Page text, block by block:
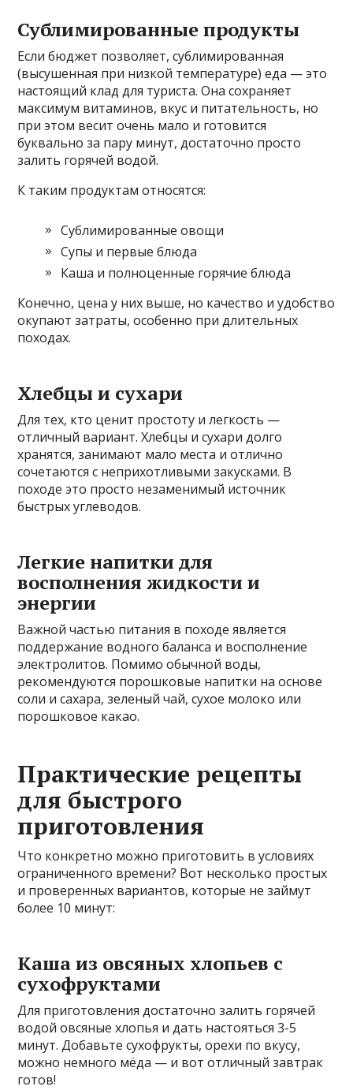
Сублимированные продукты
Если бюджет позволяет, сублимированная
(высушенная при низкой температуре) еда — это
настоящий клад для туриста. Она сохраняет
максимум витаминов, вкус и питательность, но
при этом весит очень мало и готовится
буквально за пару минут, достаточно просто
залить горячей водой.
К таким продуктам относятся:
Сублимированные овощи
Супы и первые блюда
Каша и полноценные горячие блюда
Конечно, цена у них выше, но качество и удобство
окупают затраты, особенно при длительных
походах.
Хлебцы и сухари
Для тех, кто ценит простоту и легкость —
отличный вариант. Хлебцы и сухари долго
хранятся, занимают мало места и отлично
сочетаются с неприхотливыми закусками. В
походе это просто незаменимый источник
быстрых углеводов.
Легкие напитки для
восполнения жидкости и
энергии
Важной частью питания в походе является
поддержание водного баланса и восполнение
электролитов. Помимо обычной воды,
рекомендуются порошковые напитки на основе
соли и сахара, зеленый чай, сухое молоко или
порошковое какао.
Практические рецепты
для быстрого
приготовления
Что конкретно можно приготовить в условиях
ограниченного времени? Вот несколько простых
и проверенных вариантов, которые не займут
более 10 минут:
Каша из овсяных хлопьев с
сухофруктами
Для приготовления достаточно залить горячей
водой овсяные хлопья и дать настояться 3-5
минут. Добавьте сухофрукты, орехи по вкусу,
можно немного мёда — и вот отличный завтрак
готов!